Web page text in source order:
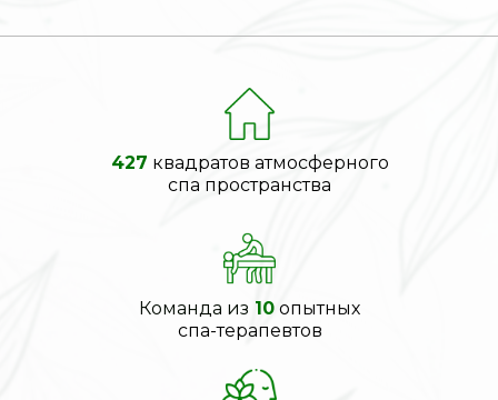
427 квадратов атмосферного
спа пространства
Команда из 10 опытных
спа-терапевтов